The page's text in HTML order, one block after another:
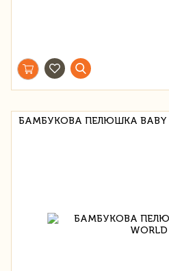
БАМБУКОВА ПЕЛЮШКА BABY